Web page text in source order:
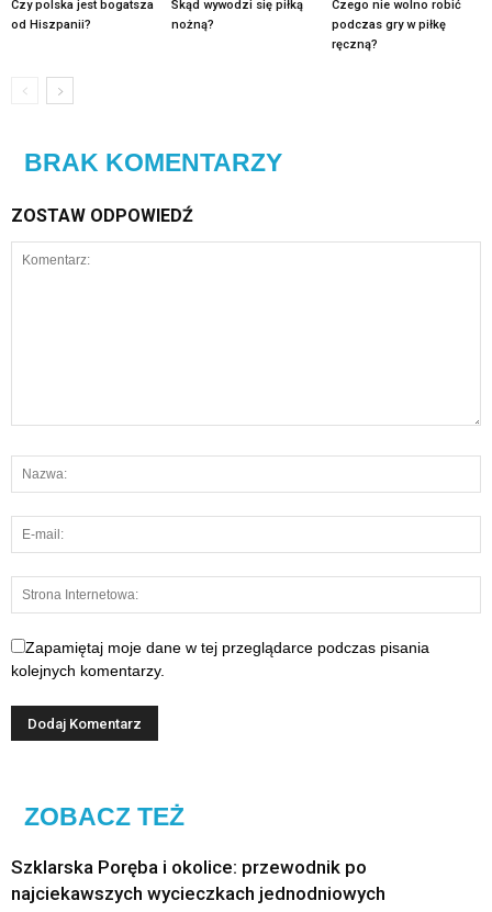
Czy polska jest bogatsza
od Hiszpanii?
Skąd wywodzi się piłką
nożną?
Czego nie wolno robić
podczas gry w piłkę
ręczną?
BRAK KOMENTARZY
ZOSTAW ODPOWIEDŹ
Zapamiętaj moje dane w tej przeglądarce podczas pisania
kolejnych komentarzy.
ZOBACZ TEŻ
Szklarska Poręba i okolice: przewodnik po
najciekawszych wycieczkach jednodniowych